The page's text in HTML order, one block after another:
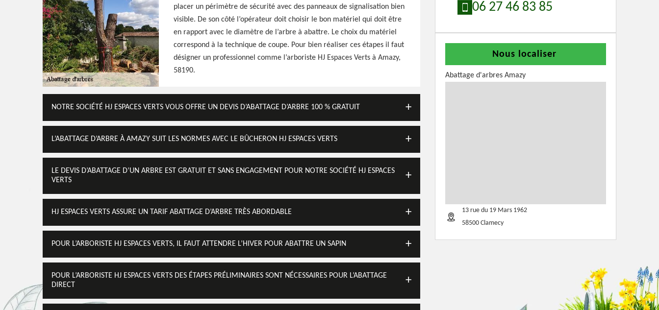
placer un périmètre de sécurité avec des panneaux de signalisation bien
visible. De son côté l’opérateur doit choisir le bon matériel qui doit être
en rapport avec le diamètre de l’arbre à abattre. Le choix du matériel
correspond à la technique de coupe. Pour bien réaliser ces étapes il faut
désigner un professionnel comme l’arboriste HJ Espaces Verts à Amazy,
58190.
NOTRE SOCIÉTÉ HJ ESPACES VERTS VOUS OFFRE UN DEVIS D’ABATTAGE D’ARBRE 100 % GRATUIT
L’ABATTAGE D’ARBRE À AMAZY SUIT LES NORMES AVEC LE BÛCHERON HJ ESPACES VERTS
LE DEVIS D’ABATTAGE D’UN ARBRE EST GRATUIT ET SANS ENGAGEMENT POUR NOTRE SOCIÉTÉ HJ ESPACES
VERTS
HJ ESPACES VERTS ASSURE UN TARIF ABATTAGE D’ARBRE TRÈS ABORDABLE
POUR L’ARBORISTE HJ ESPACES VERTS, IL FAUT ATTENDRE L’HIVER POUR ABATTRE UN SAPIN
POUR L’ARBORISTE HJ ESPACES VERTS DES ÉTAPES PRÉLIMINAIRES SONT NÉCESSAIRES POUR L’ABATTAGE
DIRECT
06 27 46 83 85
Nous localiser
Abattage d'arbres Amazy
13 rue du 19 Mars 1962
58500 Clamecy